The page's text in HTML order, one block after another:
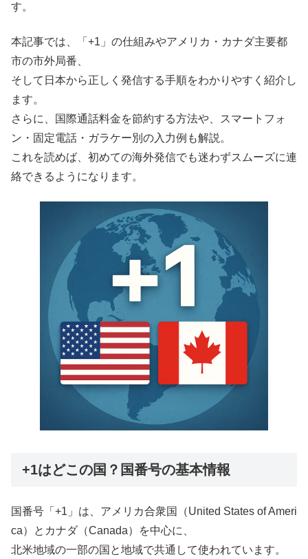
す。
本記事では、「+1」の仕組みやアメリカ・カナダ主要都
市の市外局番、
そして日本から正しく発信する手順をわかりやすく紹介し
ます。
さらに、国際通話料金を節約する方法や、スマートフォ
ン・固定電話・ガラケー別の入力例も解説。
これを読めば、初めての海外発信でも迷わずスムーズに連
絡できるようになります。
+1はどこの国？国番号の基本情報
国番号「+1」は、アメリカ合衆国（United States of Ameri
ca）とカナダ（Canada）を中心に、
北米地域の一部の国と地域で共通して使われています。